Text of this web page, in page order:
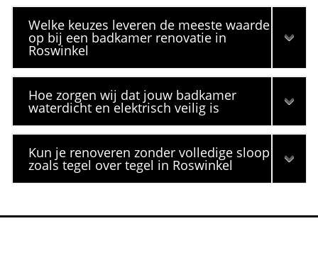
Welke keuzes leveren de meeste waarde
op bij een badkamer renovatie in
Roswinkel
Hoe zorgen wij dat jouw badkamer
waterdicht en elektrisch veilig is
Kun je renoveren zonder volledige sloop
zoals tegel over tegel in Roswinkel